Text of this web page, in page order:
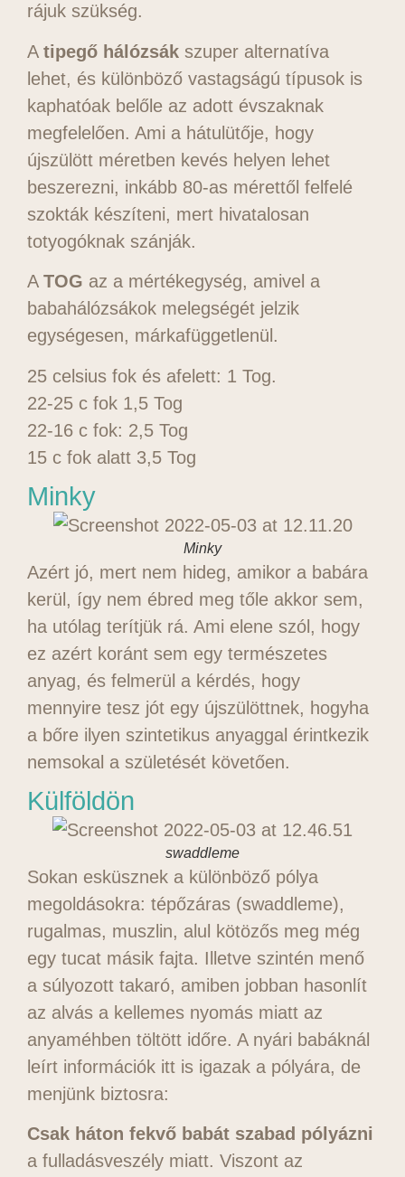
rájuk szükség.
A tipegő hálózsák szuper alternatíva
lehet, és különböző vastagságú típusok is
kaphatóak belőle az adott évszaknak
megfelelően. Ami a hátulütője, hogy
újszülött méretben kevés helyen lehet
beszerezni, inkább 80-as mérettől felfelé
szokták készíteni, mert hivatalosan
totyogóknak szánják.
A TOG az a mértékegység, amivel a
babahálózsákok melegségét jelzik
egységesen, márkafüggetlenül.
25 celsius fok és afelett: 1 Tog.
22-25 c fok 1,5 Tog
22-16 c fok: 2,5 Tog
15 c fok alatt 3,5 Tog
Minky
Minky
Azért jó, mert nem hideg, amikor a babára
kerül, így nem ébred meg tőle akkor sem,
ha utólag terítjük rá. Ami elene szól, hogy
ez azért koránt sem egy természetes
anyag, és felmerül a kérdés, hogy
mennyire tesz jót egy újszülöttnek, hogyha
a bőre ilyen szintetikus anyaggal érintkezik
nemsokal a születését követően.
Külföldön
swaddleme
Sokan esküsznek a különböző pólya
megoldásokra: tépőzáras (swaddleme),
rugalmas, muszlin, alul kötözős meg még
egy tucat másik fajta. Illetve szintén menő
a súlyozott takaró, amiben jobban hasonlít
az alvás a kellemes nyomás miatt az
anyaméhben töltött időre. A nyári babáknál
leírt információk itt is igazak a pólyára, de
menjünk biztosra:
Csak háton fekvő babát szabad pólyázni
a fulladásveszély miatt. Viszont az